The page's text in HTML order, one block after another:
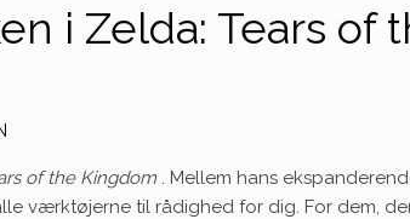
i Zelda: Tears of
of the Kingdom . Mellem hans
værktøjerne til rådighed for dig. For dem,